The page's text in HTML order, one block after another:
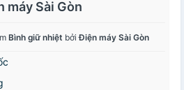
máy Sài Gòn
Bình giữ nhiệt bởiĐiện máy Sài Gòn